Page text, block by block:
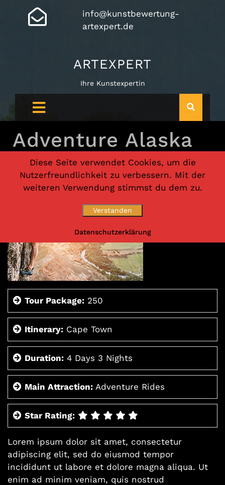
info@kunstbewertung-
artexpert.de
ARTEXPERT
Ihre Kunstexpertin
Adventure Alaska
Tour Package: 250
Itinerary: Cape Town
Duration: 4 Days 3 Nights
Main Attraction: Adventure Rides
Star Rating:
Lorem ipsum dolor sit amet, consectetur
adipiscing elit, sed do eiusmod tempor
incididunt ut labore et dolore magna aliqua. Ut
enim ad minim veniam, quis nostrud
Diese Seite verwendet Cookies, um die
Nutzerfreundlichkeit zu verbessern. Mit der
weiteren Verwendung stimmst du dem zu.
Verstanden
Datenschutzerklärung